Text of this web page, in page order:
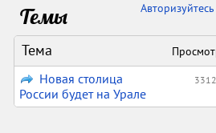
Авторизуйтесь
Темы
Тема
Новая столица
России будет на Урале
3312